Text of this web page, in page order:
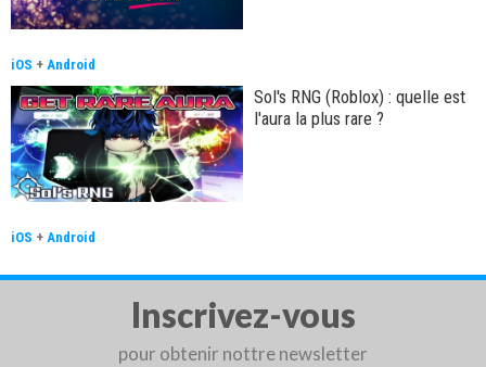
iOS + Android
Sol's RNG (Roblox) : quelle est
l'aura la plus rare ?
iOS + Android
Inscrivez-vous
pour obtenir nottre newsletter